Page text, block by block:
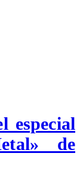
especial
de